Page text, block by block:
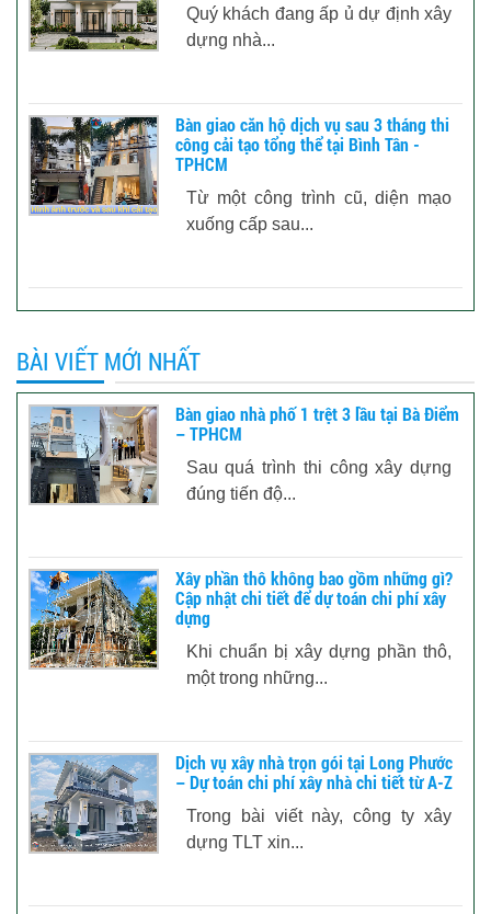
Quý khách đang ấp ủ dự định xây
dựng nhà...
Bàn giao căn hộ dịch vụ sau 3 tháng thi
công cải tạo tổng thể tại Bình Tân -
TPHCM
Từ một công trình cũ, diện mạo
xuống cấp sau...
BÀI VIẾT MỚI NHẤT
Bàn giao nhà phố 1 trệt 3 lầu tại Bà Điểm
– TPHCM
Sau quá trình thi công xây dựng
đúng tiến độ...
Xây phần thô không bao gồm những gì?
Cập nhật chi tiết để dự toán chi phí xây
dựng
Khi chuẩn bị xây dựng phần thô,
một trong những...
Dịch vụ xây nhà trọn gói tại Long Phước
– Dự toán chi phí xây nhà chi tiết từ A-Z
Trong bài viết này, công ty xây
dựng TLT xin...